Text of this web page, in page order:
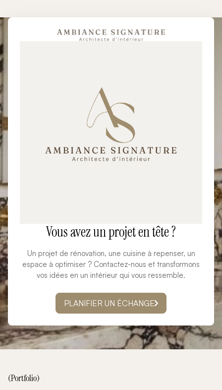
Vous avez un projet en tête ?
Un projet de rénovation, une cuisine à repenser, un
espace à optimiser ? Contactez-nous et transformons
vos idées en un intérieur qui vous ressemble.
PLANIFIER UN ÉCHANGE
(Portfolio)